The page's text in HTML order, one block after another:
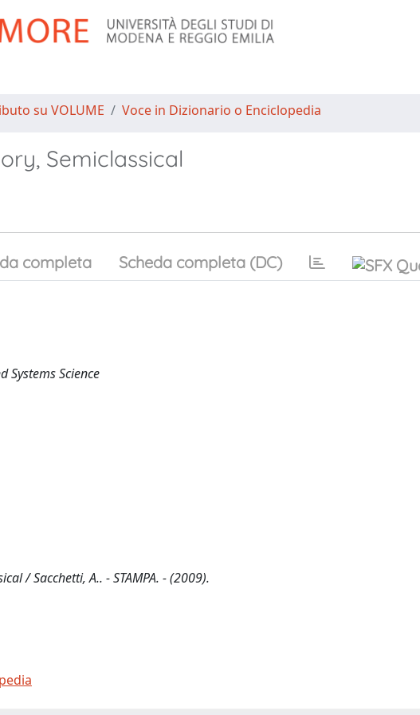
su VOLUME Voce in Dizionario o Enciclopedia
Semiclassical
completa Scheda completa (DC)
Systems Science
/ Sacchetti, A.. - STAMPA. - (2009).